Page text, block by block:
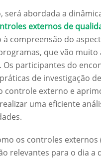
será abordada a
externos de
à compreensão do
que vão muito
Os participantes do
de investigação
controle externo e
uma eficiente
os controles externos
relevantes para o dia a